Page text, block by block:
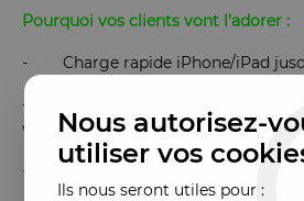
Pourquoi vos clients vont l’adorer :
- Charge rapide iPhone/iPad
- Câble Lightning fourni : gain de
valeur ajoutée en revente
- Double port : USB-C + USB-A
Nous autorisez-
utiliser vos
Ils nous seront utiles pour :